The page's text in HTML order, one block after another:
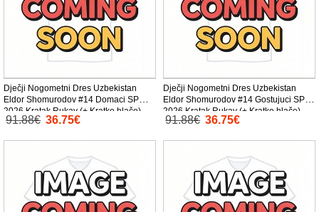
Dječji Nogometni Dres Uzbekistan
Eldor Shomurodov #14 Domaci SP
2026 Kratak Rukav (+ Kratke hlače)
91.88€ 36.75€
Dječji Nogometni Dres Uzbekistan
Eldor Shomurodov #14 Gostujuci SP
2026 Kratak Rukav (+ Kratke hlače)
91.88€ 36.75€